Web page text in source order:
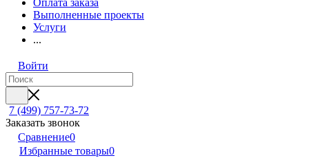
Оплата заказа
Выполненные проекты
Услуги
...
Войти
7 (499) 757-73-72
Заказать звонок
Сравнение0
Избранные товары0